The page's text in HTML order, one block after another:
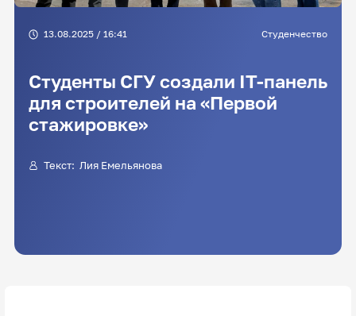
13.08.2025 / 16:41 Студенчество
Студенты СГУ создали IT-панель
для строителей на «Первой
стажировке»
Текст: Лия Емельянова